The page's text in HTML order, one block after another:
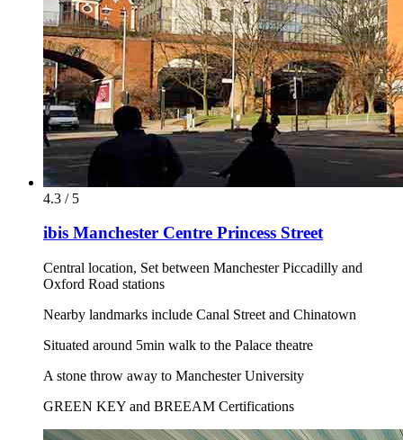
4.3 / 5
ibis Manchester Centre Princess Street
Central location, Set between Manchester Piccadilly and
Oxford Road stations
Nearby landmarks include Canal Street and Chinatown
Situated around 5min walk to the Palace theatre
A stone throw away to Manchester University
GREEN KEY and BREEAM Certifications